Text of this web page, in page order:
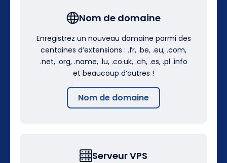
Nom de domaine
Enregistrez un nouveau domaine parmi des
centaines d’extensions : .fr, .be, .eu, .com,
.net, .org, .name, .lu, .co.uk, .ch, .es, .pl .info
et beaucoup d’autres !
Nom de domaine
Serveur VPS